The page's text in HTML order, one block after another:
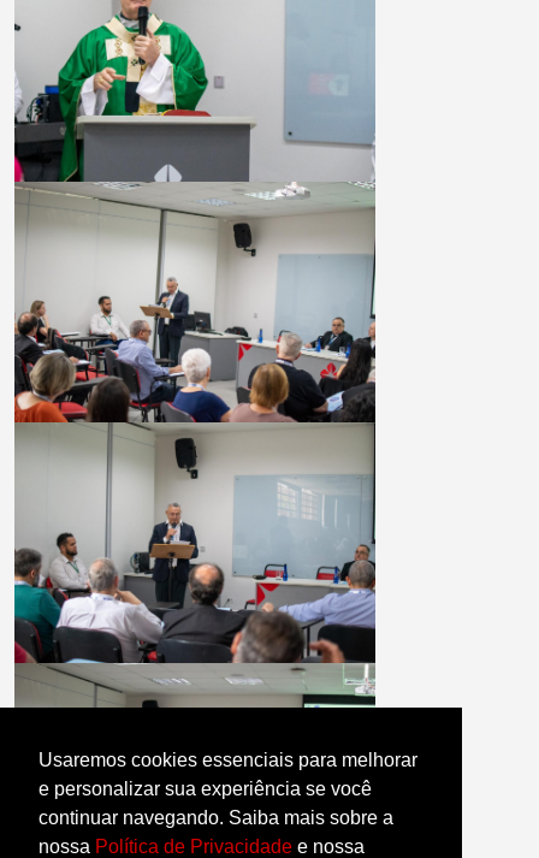
Usaremos cookies essenciais para melhorar
e personalizar sua experiência se você
continuar navegando. Saiba mais sobre a
nossa Política de Privacidade e nossa